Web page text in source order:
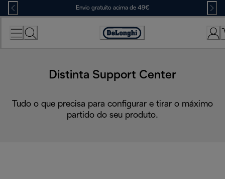
Skip
to
Content
Envio gratuito acima de 49€
Accessibility
Distinta Support Center
Tudo o que precisa para configurar e tirar o máximo
partido do seu produto.